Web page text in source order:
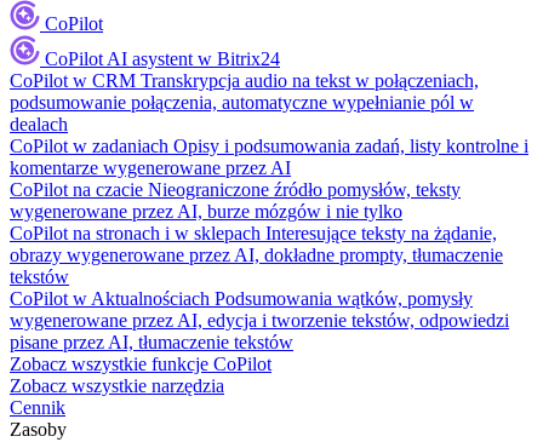
CoPilot
CoPilot AI asystent w Bitrix24
CoPilot w CRM Transkrypcja audio na tekst w połączeniach,
podsumowanie połączenia, automatyczne wypełnianie pól w
dealach
CoPilot w zadaniach Opisy i podsumowania zadań, listy kontrolne i
komentarze wygenerowane przez AI
CoPilot na czacie Nieograniczone źródło pomysłów, teksty
wygenerowane przez AI, burze mózgów i nie tylko
CoPilot na stronach i w sklepach Interesujące teksty na żądanie,
obrazy wygenerowane przez AI, dokładne prompty, tłumaczenie
tekstów
CoPilot w Aktualnościach Podsumowania wątków, pomysły
wygenerowane przez AI, edycja i tworzenie tekstów, odpowiedzi
pisane przez AI, tłumaczenie tekstów
Zobacz wszystkie funkcje CoPilot
Zobacz wszystkie narzędzia
Cennik
Zasoby